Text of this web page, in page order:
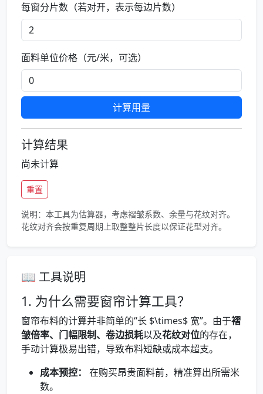
每窗分片数（若对开，表示每边片数）
面料单位价格（元/米，可选）
计算用量
计算结果
尚未计算
重置
说明：本工具为估算器，考虑褶皱系数、余量与花纹对齐。
花纹对齐会按重复周期上取整整片长度以保证花型对齐。
📖 工具说明
1. 为什么需要窗帘计算工具？
窗帘布料的计算并非简单的“长 $\times$ 宽”。由于褶
皱倍率、门幅限制、卷边损耗以及花纹对位的存在，
手动计算极易出错，导致布料短缺或成本超支。
成本预控：
在购买昂贵面料前，精准算出所需米
数。